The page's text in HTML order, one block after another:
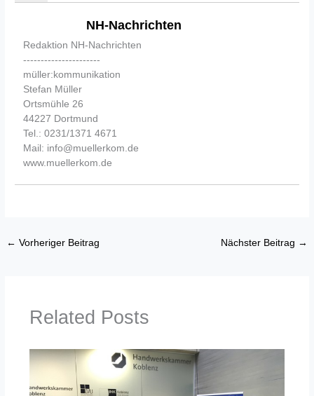
NH-Nachrichten
Redaktion NH-Nachrichten
----------------------
müller:kommunikation
Stefan Müller
Ortsmühle 26
44227 Dortmund
Tel.: 0231/1371 4671
Mail: info@muellerkom.de
www.muellerkom.de
← Vorheriger Beitrag Nächster Beitrag →
Related Posts